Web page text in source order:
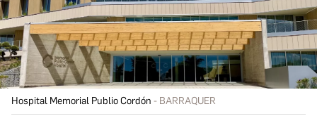
Hospital Memorial Publio Cordón BARRAQUER